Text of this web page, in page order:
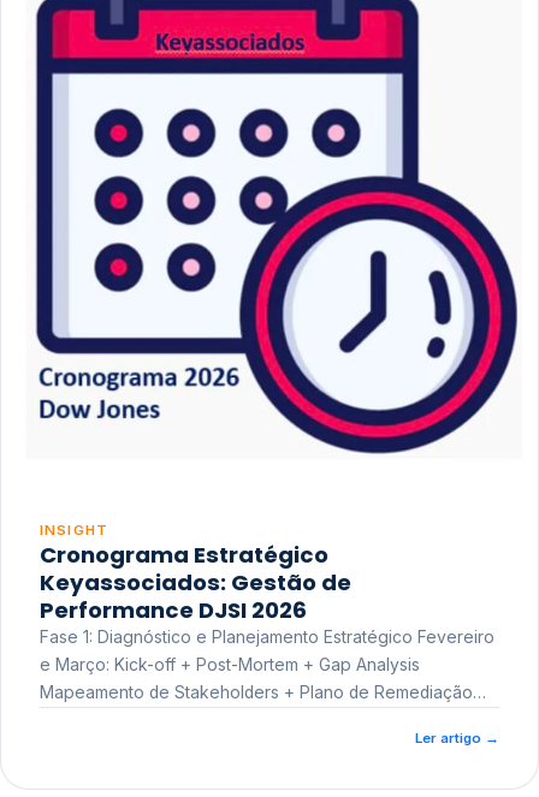
INSIGHT
Cronograma Estratégico
Keyassociados: Gestão de
Performance DJSI 2026
Fase 1: Diagnóstico e Planejamento Estratégico Fevereiro
e Março: Kick-off + Post-Mortem + Gap Analysis
Mapeamento de Stakeholders + Plano de Remediação
Ler artigo →